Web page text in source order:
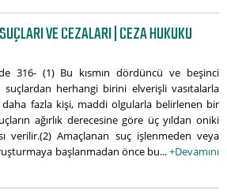
VE CEZALARI | CEZA HUKUKU
316- (1) Bu kısmın dördüncü ve beşinci
herhangi birini elverişli vasıtalarla
fazla kişi, maddi olgularla belirlenen bir
ağırlık derecesine göre üç yıldan oniki
verilir.(2) Amaçlanan suç işlenmeden veya
başlanmadan önce bu...+Devamını